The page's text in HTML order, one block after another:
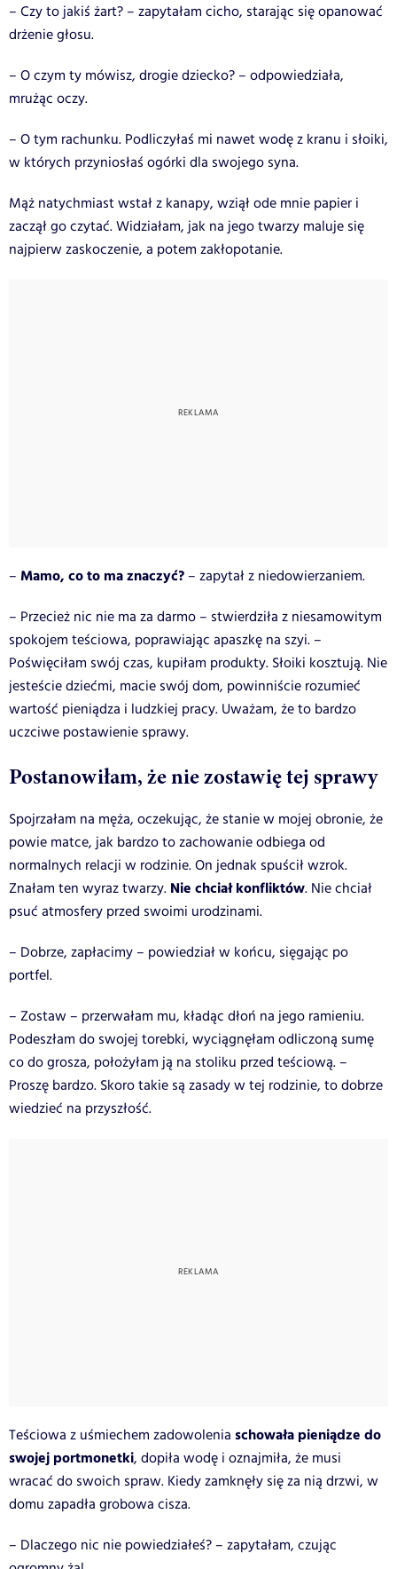
– Czy to jakiś żart? – zapytałam cicho, starając się opanować
drżenie głosu.
– O czym ty mówisz, drogie dziecko? – odpowiedziała,
mrużąc oczy.
– O tym rachunku. Podliczyłaś mi nawet wodę z kranu i słoiki,
w których przyniosłaś ogórki dla swojego syna.
Mąż natychmiast wstał z kanapy, wziął ode mnie papier i
zaczął go czytać. Widziałam, jak na jego twarzy maluje się
najpierw zaskoczenie, a potem zakłopotanie.
– Mamo, co to ma znaczyć? – zapytał z niedowierzaniem.
– Przecież nic nie ma za darmo – stwierdziła z niesamowitym
spokojem teściowa, poprawiając apaszkę na szyi. –
Poświęciłam swój czas, kupiłam produkty. Słoiki kosztują. Nie
jesteście dziećmi, macie swój dom, powinniście rozumieć
wartość pieniądza i ludzkiej pracy. Uważam, że to bardzo
uczciwe postawienie sprawy.
Postanowiłam, że nie zostawię tej sprawy
Spojrzałam na męża, oczekując, że stanie w mojej obronie, że
powie matce, jak bardzo to zachowanie odbiega od
normalnych relacji w rodzinie. On jednak spuścił wzrok.
Znałam ten wyraz twarzy. Nie chciał konfliktów. Nie chciał
psuć atmosfery przed swoimi urodzinami.
– Dobrze, zapłacimy – powiedział w końcu, sięgając po
portfel.
– Zostaw – przerwałam mu, kładąc dłoń na jego ramieniu.
Podeszłam do swojej torebki, wyciągnęłam odliczoną sumę
co do grosza, położyłam ją na stoliku przed teściową. –
Proszę bardzo. Skoro takie są zasady w tej rodzinie, to dobrze
wiedzieć na przyszłość.
Teściowa z uśmiechem zadowolenia schowała pieniądze do
swojej portmonetki, dopiła wodę i oznajmiła, że musi
wracać do swoich spraw. Kiedy zamknęły się za nią drzwi, w
domu zapadła grobowa cisza.
– Dlaczego nic nie powiedziałeś? – zapytałam, czując